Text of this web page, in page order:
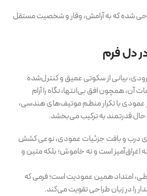
شده که به آرامش، وقار و شخصیت مستقل
دل فرم
بیانی از سکوتی عمیق و کنترل‌شده
همچون افق بی‌انتها، نگاه را آرام
عمودی با تکرار منظم موتیف‌های هندسی،
قدرتمند به ترکیب می‌بخشد.
درب و بافت جزئیات عمودی، نوعی کشش
اغراق‌آمیز است و نه خاموش؛ بلکه متین و
امتداد همین عمودیت است؛ فرمی که
را در زبان طراحی تقویت می‌کند.